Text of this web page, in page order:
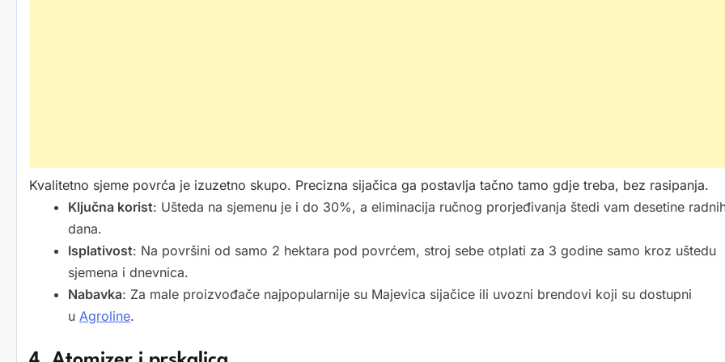
Kvalitetno sjeme povrća je izuzetno skupo. Precizna sijačica ga postavlja tačno tamo gdje treba, bez rasipanja.
Ključna korist: Ušteda na sjemenu je i do 30%, a eliminacija ručnog prorjeđivanja štedi vam desetine
dana.
Isplativost: Na površini od samo 2 hektara pod povrćem, stroj sebe otplati za 3 godine samo kroz uštedu
sjemena i dnevnica.
Nabavka: Za male proizvođače najpopularnije su Majevica sijačice ili uvozni brendovi koji su dostupni
u Agroline.